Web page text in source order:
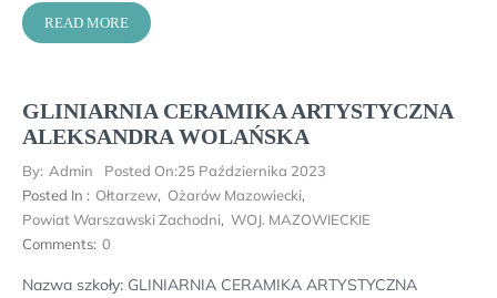
READ MORE
GLINIARNIA CERAMIKA ARTYSTYCZNA
ALEKSANDRA WOLAŃSKA
By: Admin Posted On:25 Października 2023
Posted In : Ołtarzew, Ożarów Mazowiecki,
Powiat Warszawski Zachodni, WOJ. MAZOWIECKIE
Comments: 0
Nazwa szkoły: GLINIARNIA CERAMIKA ARTYSTYCZNA